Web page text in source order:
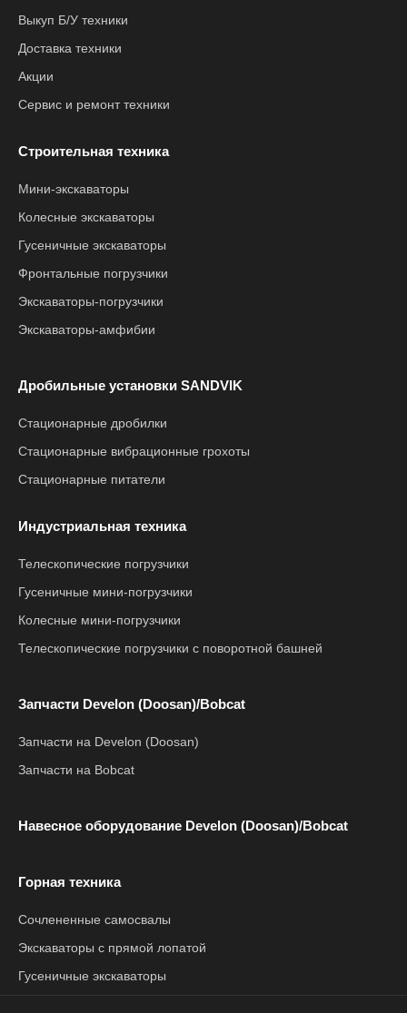
Выкуп Б/У техники
Доставка техники
Акции
Сервис и ремонт техники
Строительная техника
Мини-экскаваторы
Колесные экскаваторы
Гусеничные экскаваторы
Фронтальные погрузчики
Экскаваторы-погрузчики
Экскаваторы-амфибии
Дробильные установки SANDVIK
Стационарные дробилки
Стационарные вибрационные грохоты
Стационарные питатели
Индустриальная техника
Телескопические погрузчики
Гусеничные мини-погрузчики
Колесные мини-погрузчики
Телескопические погрузчики с поворотной башней
Запчасти Develon (Doosan)/Bobcat
Запчасти на Develon (Doosan)
Запчасти на Bobcat
Навесное оборудование Develon (Doosan)/Bobcat
Горная техника
Сочлененные самосвалы
Экскаваторы с прямой лопатой
Гусеничные экскаваторы